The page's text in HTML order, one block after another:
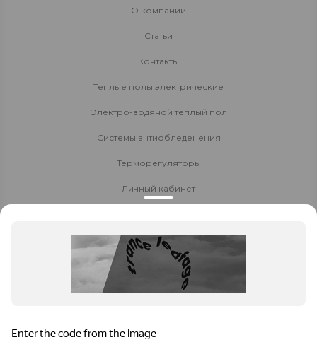
О компании
Статьи
Контакты
Теплые полы электрические
Электро-водяной теплый пол
Системы антиобледенения
Терморегуляторы
Личный кабинет
Стать партнёром
Политика конфиденциальности
Контакты